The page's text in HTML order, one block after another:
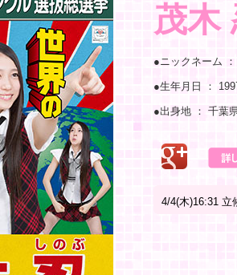
茂木
●ニックネーム ：
●生年月日 ：
●出身地 ： 千葉
4/4(木)16:31 立